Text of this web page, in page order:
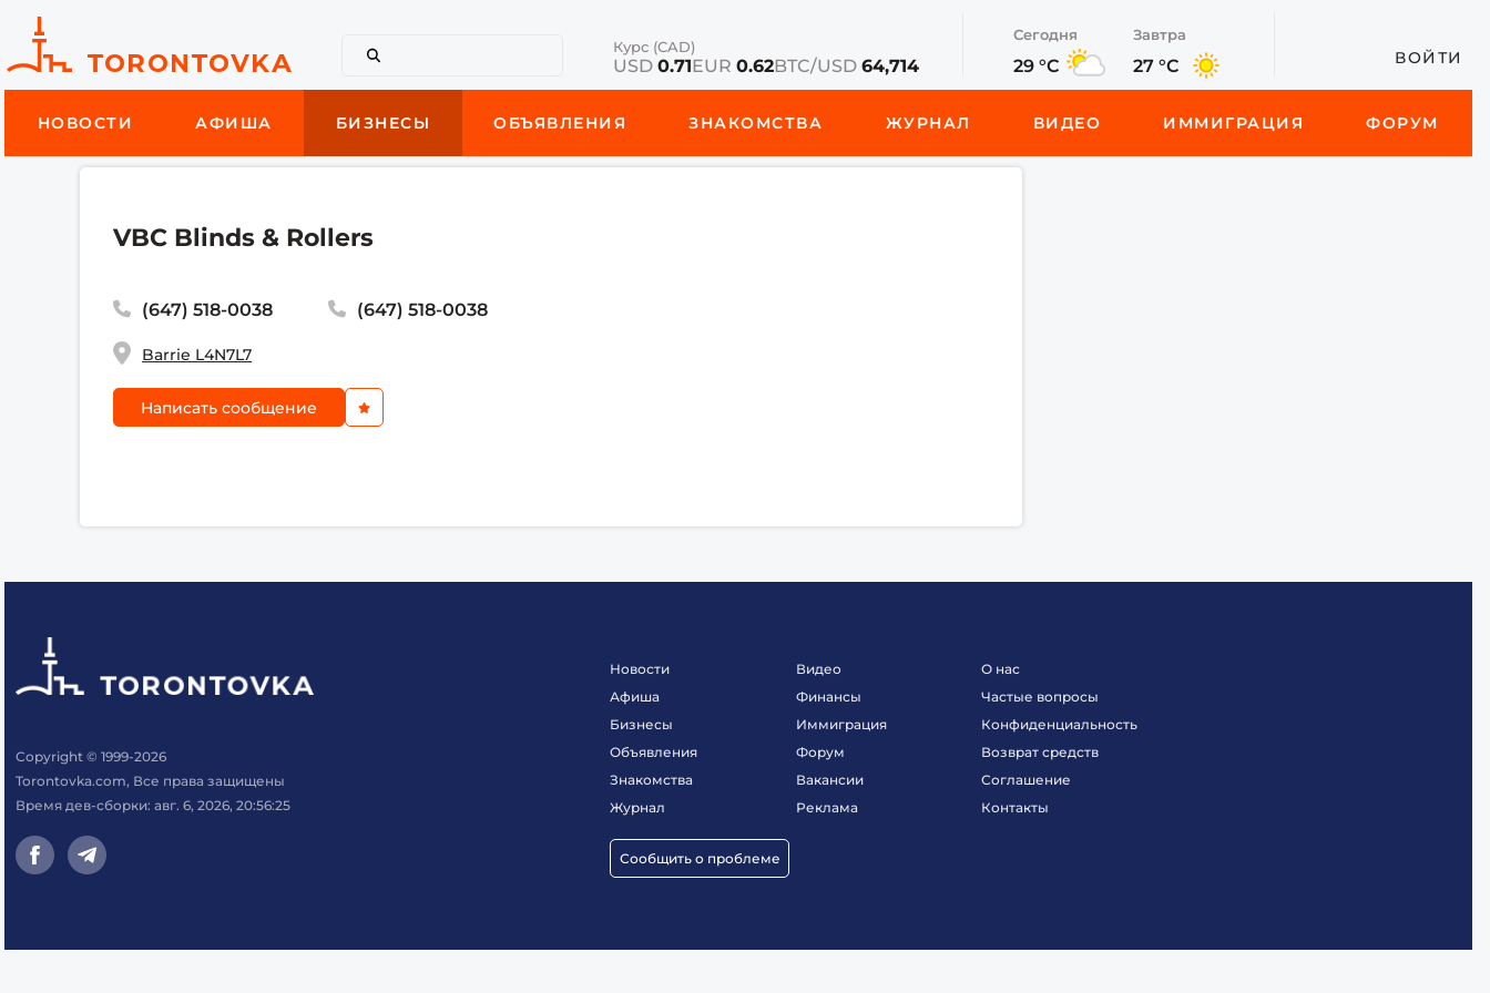
Курс (CAD)
USD 0.71EUR 0.62BTC/USD 64,714
Сегодня
29 °C
Завтра
27 °C ВОЙТИ
НОВОСТИ АФИША БИЗНЕСЫ ОБЪЯВЛЕНИЯ ЗНАКОМСТВА ЖУРНАЛ ВИДЕО ИММИГРАЦИЯ ФОРУМ
VBC Blinds & Rollers
(647) 518-0038 (647) 518-0038
Barrie L4N7L7
Написать сообщение
Copyright © 1999-2026
Torontovka.com, Все права защищены
Время дев-сборки: авг. 6, 2026, 20:56:25
Новости
Афиша
Бизнесы
Объявления
Знакомства
Журнал
Сообщить о проблеме
Видео
Финансы
Иммиграция
Форум
Вакансии
Реклама
О нас
Частые вопросы
Конфиденциальность
Возврат средств
Соглашение
Контакты